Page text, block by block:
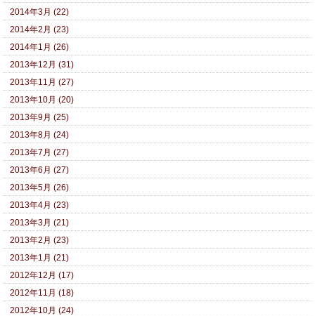
2014年3月 (22)
2014年2月 (23)
2014年1月 (26)
2013年12月 (31)
2013年11月 (27)
2013年10月 (20)
2013年9月 (25)
2013年8月 (24)
2013年7月 (27)
2013年6月 (27)
2013年5月 (26)
2013年4月 (23)
2013年3月 (21)
2013年2月 (23)
2013年1月 (21)
2012年12月 (17)
2012年11月 (18)
2012年10月 (24)